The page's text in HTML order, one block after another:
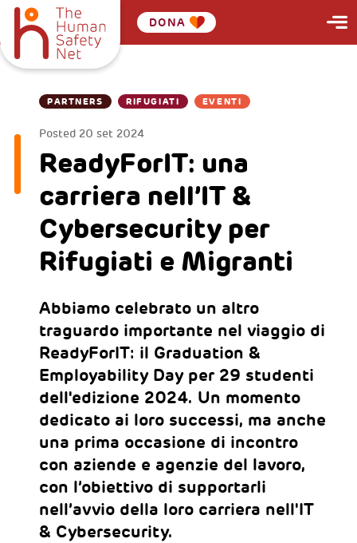
DONA
PARTNERS RIFUGIATI EVENTI
Posted 20 set 2024
ReadyForIT: una
carriera nell’IT &
Cybersecurity per
Rifugiati e Migranti
Abbiamo celebrato un altro
traguardo importante nel viaggio di
ReadyForIT: il Graduation &
Employability Day per 29 studenti
dell'edizione 2024. Un momento
dedicato ai loro successi, ma anche
una prima occasione di incontro
con aziende e agenzie del lavoro,
con l’obiettivo di supportarli
nell’avvio della loro carriera nell'IT
& Cybersecurity.